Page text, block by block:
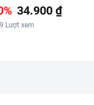
34.900 ₫
Lượt xem